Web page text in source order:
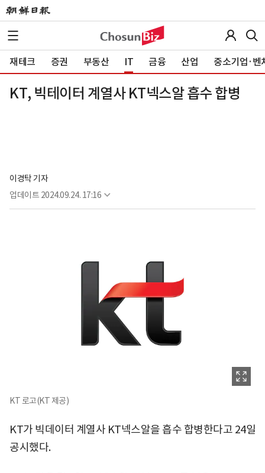
재테크 증권 부동산 IT 금융 산업 중소기업·벤
KT, 빅테이터 계열사 KT넥스알 흡수 합병
이경탁 기자
업데이트 2024.09.24. 17:16
KT 로고(KT 제공)
KT가 빅데이터 계열사 KT넥스알을 흡수 합병한다고 24일
공시했다.